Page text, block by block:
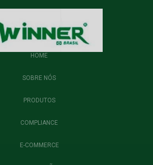
HOME
SOBRE NÓS
PRODUTOS
COMPLIANCE
E-COMMERCE